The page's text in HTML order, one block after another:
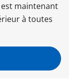
maintenant
à toutes